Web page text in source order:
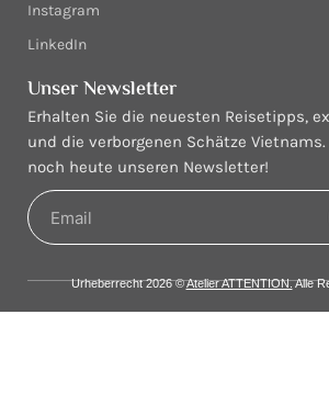
Instagram
LinkedIn
Unser Newsletter
Erhalten Sie die neuesten Reisetipps,
und die verborgenen Schätze
noch heute unseren Newsletter!
Urheberrecht 2026 ©Atelier ATTENTION.Alle